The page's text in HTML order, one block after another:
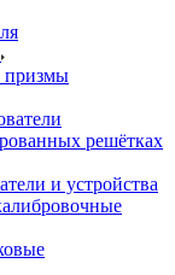
призмы
решётках
и устройства